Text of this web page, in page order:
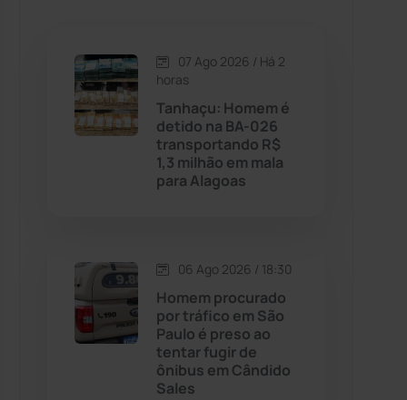
Caetité (1504)
Candiba (157)
Cândido Sales
Caturama
Chapada Diamantina
07 Ago 2026 / Há 2
horas
Tanhaçu: Homem é
detido na BA-026
transportando R$
1,3 milhão em mala
para Alagoas
06 Ago 2026 / 18:30
Homem procurado
por tráfico em São
Paulo é preso ao
tentar fugir de
ônibus em Cândido
Sales